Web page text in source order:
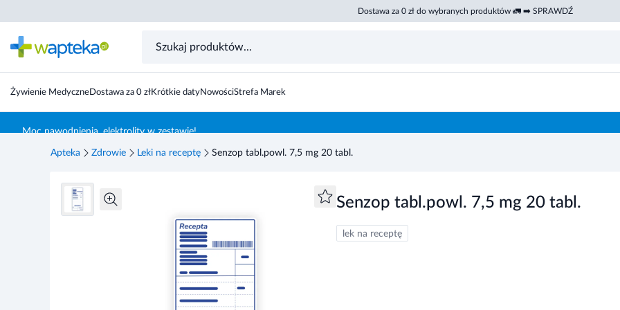
Dostawa za 0 zł do wybranych produktów 🚛 ➡️ SPRAWDŹ
Żywienie MedyczneDostawa za 0 złKrótkie datyNowościStrefa Marek
Moc nawodnienia, elektrolity w zestawie!
Apteka Zdrowie Leki na receptę Senzop tabl.powl. 7,5 mg 20 tabl.
Senzop tabl.powl. 7,5 mg 20 tabl.
lek na receptę